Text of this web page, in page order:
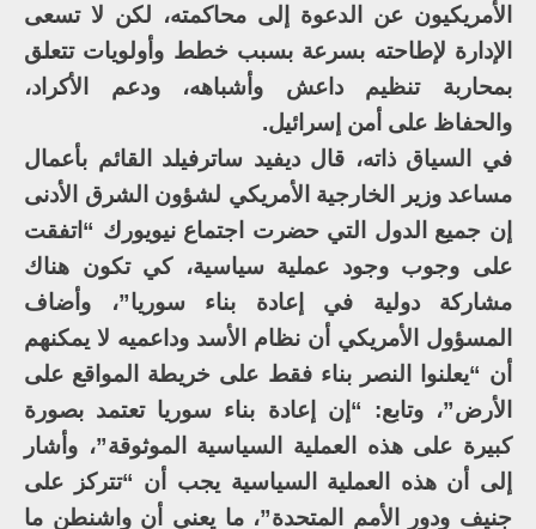
الأمريكيون عن الدعوة إلى محاكمته، لكن لا تسعى
الإدارة لإطاحته بسرعة بسبب خطط وأولويات تتعلق
بمحاربة تنظيم داعش وأشباهه، ودعم الأكراد،
والحفاظ على أمن إسرائيل.
في السياق ذاته، قال ديفيد ساترفيلد القائم بأعمال
مساعد وزير الخارجية الأمريكي لشؤون الشرق الأدنى
إن جميع الدول التي حضرت اجتماع نيويورك “اتفقت
على وجوب وجود عملية سياسية، كي تكون هناك
مشاركة دولية في إعادة بناء سوريا”، وأضاف
المسؤول الأمريكي أن نظام الأسد وداعميه لا يمكنهم
أن “يعلنوا النصر بناء فقط على خريطة المواقع على
الأرض”، وتابع: “إن إعادة بناء سوريا تعتمد بصورة
كبيرة على هذه العملية السياسية الموثوقة”، وأشار
إلى أن هذه العملية السياسية يجب أن “تتركز على
جنيف ودور الأمم المتحدة”، ما يعني أن واشنطن ما